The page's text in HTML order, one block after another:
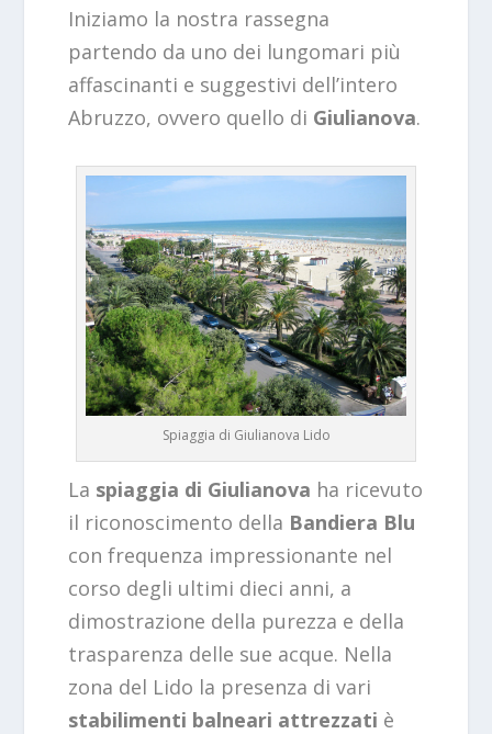
Iniziamo la nostra rassegna
partendo da uno dei lungomari più
affascinanti e suggestivi dell’intero
Abruzzo, ovvero quello di Giulianova.
Spiaggia di Giulianova Lido
La spiaggia di Giulianova ha ricevuto
il riconoscimento della Bandiera Blu
con frequenza impressionante nel
corso degli ultimi dieci anni, a
dimostrazione della purezza e della
trasparenza delle sue acque. Nella
zona del Lido la presenza di vari
stabilimenti balneari attrezzati è